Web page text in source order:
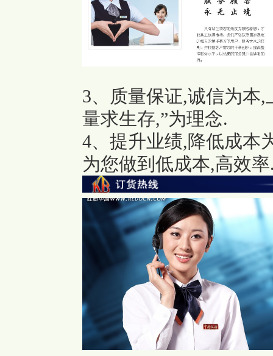
3、质量保证,诚信为本
量求生存,”为理念.
4、提升业绩,降低成本
为您做到低成本,高效